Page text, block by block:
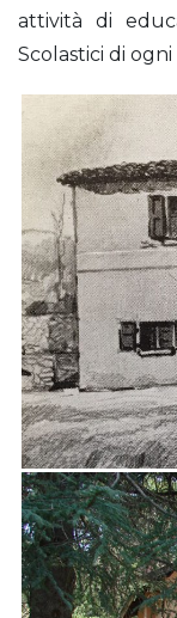
attività di
Scolastici di